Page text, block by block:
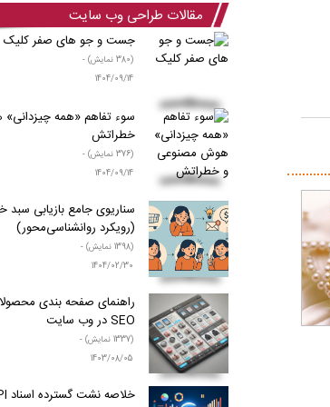
مقالات طراحی وب سایت
جست و جو های صفر کلیک
(380 نمایش) -
1404/09/14
سوء‌ تفاهم «همه‌
خطراتش
(376 نمایش) -
1404/09/14
سناریوی جامع بازیابی سبد
(رویکرد روانشناسی‌محور)
(1398 نمایش) -
1404/02/30
راهنمای صفحه بندی
SEO در وب سایت
(1337 نمایش) -
1403/08/05
خلاصه نشت گسترده اسناد API گوگل